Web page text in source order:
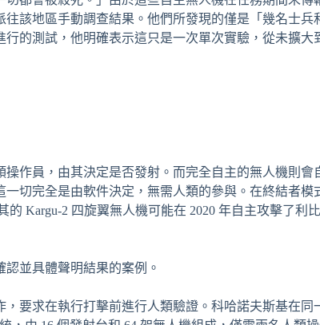
該地區手動調查結果。他們所發現的僅是「幾名士兵
的測試，他明確表示這只是一次單次實驗，從未擴大
作員，由其決定是否發射。而完全自主的無人機則會
切完全是由軟件決定，無需人類的參與。在終結者模
Kargu-2 四旋翼無人機可能在 2020 年自主攻擊了利
並具體聲明結果的案例。
要求在執行打擊前進行人類驗證。科哈諾夫斯基在同